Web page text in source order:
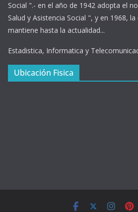
Social ".- en el año de 1942 adopta el
Salud y Asistencia Social ", y en 1968,
mantiene hasta la actualidad...
Estadistica, Informatica y
Ubicación Fisica